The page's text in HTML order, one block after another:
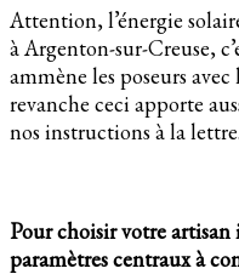
Attention, l’énergie
à Argenton-sur-Creuse,
ammène les poseurs
revanche ceci apporte
nos instructions à la lettre.
Pour choisir votre
paramètres centraux à